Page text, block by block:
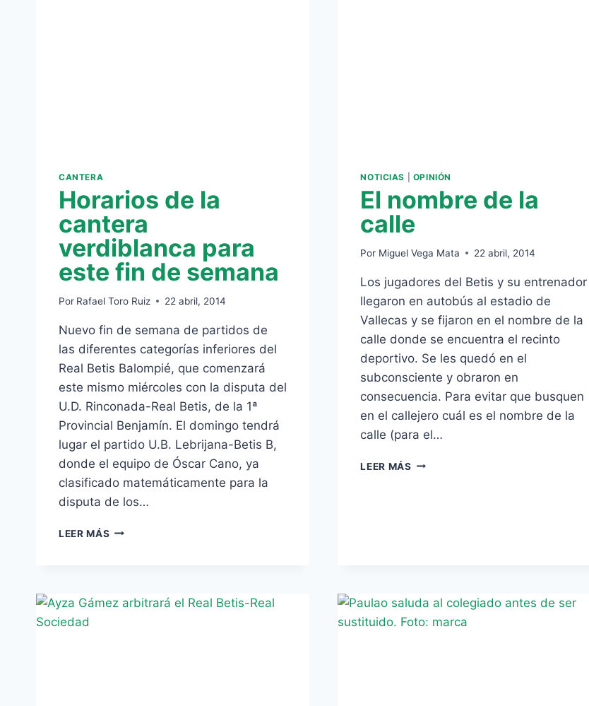
CANTERA
Horarios de la
cantera
verdiblanca para
este fin de semana
Por Rafael Toro Ruiz 22 abril, 2014
Nuevo fin de semana de partidos de
las diferentes categorías inferiores del
Real Betis Balompié, que comenzará
este mismo miércoles con la disputa del
U.D. Rinconada-Real Betis, de la 1ª
Provincial Benjamín. El domingo tendrá
lugar el partido U.B. Lebrijana-Betis B,
donde el equipo de Óscar Cano, ya
clasificado matemáticamente para la
disputa de los…
LEER MÁS HORARIOS
PARA
NOTICIAS OPINIÓN
El nombre de la
calle
Por Miguel Vega Mata 22 abril, 2014
Los jugadores del Betis y su entrenador
llegaron en autobús al estadio de
Vallecas y se fijaron en el nombre de la
calle donde se encuentra el recinto
deportivo. Se les quedó en el
subconsciente y obraron en
consecuencia. Para evitar que busquen
en el callejero cuál es el nombre de la
calle (para el…
LEER MÁS EL